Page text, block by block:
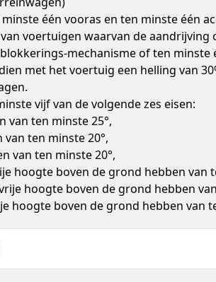
één vooras en ten minste één
voertuigen waarvan de
mechanisme of ten
met het voertuig een helling van
vijf van de volgende zes eisen:
van ten minste 25°,
ten minste 20°,
van ten minste 20°,
hoogte boven de grond hebben van
hoogte boven de grond hebben
hoogte boven de grond hebben van